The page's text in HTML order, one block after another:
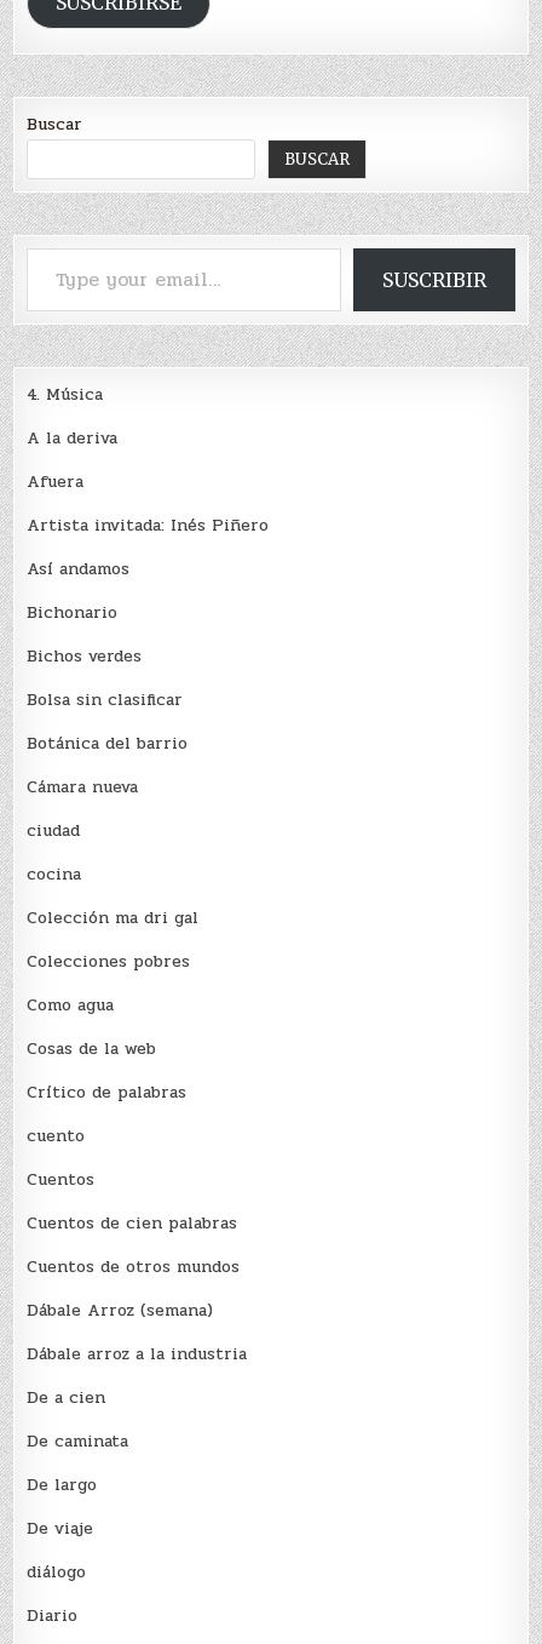
Buscar
BUSCAR
Type your email…
SUSCRIBIR
4. Música
A la deriva
Afuera
Artista invitada: Inés Piñero
Así andamos
Bichonario
Bichos verdes
Bolsa sin clasificar
Botánica del barrio
Cámara nueva
ciudad
cocina
Colección ma dri gal
Colecciones pobres
Como agua
Cosas de la web
Crítico de palabras
cuento
Cuentos
Cuentos de cien palabras
Cuentos de otros mundos
Dábale Arroz (semana)
Dábale arroz a la industria
De a cien
De caminata
De largo
De viaje
diálogo
Diario